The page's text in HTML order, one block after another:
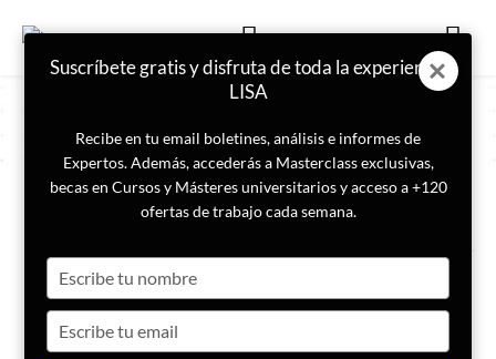
ETIQUETA
Pável Dúrov
Telegram entrega datos de
delincuentes a las autoridades
neerlandesas por primera vez
en su historia
Suscríbete gratis y disfruta de toda la experiencia
LISA
Recibe en tu email boletines, análisis e informes de
Expertos. Además, accederás a Masterclass exclusivas,
becas en Cursos y Másteres universitarios y acceso a +120
ofertas de trabajo cada semana.
your
name
your